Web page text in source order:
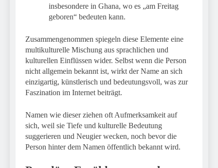
insbesondere in Ghana, wo es „am Freitag
geboren“ bedeuten kann.
Zusammengenommen spiegeln diese Elemente eine
multikulturelle Mischung aus sprachlichen und
kulturellen Einflüssen wider. Selbst wenn die Person
nicht allgemein bekannt ist, wirkt der Name an sich
einzigartig, künstlerisch und bedeutungsvoll, was zur
Faszination im Internet beiträgt.
Namen wie dieser ziehen oft Aufmerksamkeit auf
sich, weil sie Tiefe und kulturelle Bedeutung
suggerieren und Neugier wecken, noch bevor die
Person hinter dem Namen öffentlich bekannt wird.